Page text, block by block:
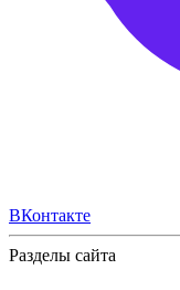
ВКонтакте
Разделы сайта